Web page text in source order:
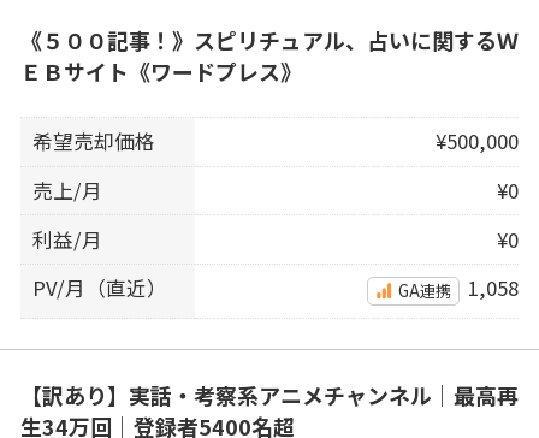
《５００記事！》スピリチュアル、占いに関するＷ
ＥＢサイト《ワードプレス》
希望売却価格
¥500,000
売上/月
¥0
利益/月
¥0
PV/月（直近）
GA連携 1,058
【訳あり】実話・考察系アニメチャンネル｜最高再
生34万回｜登録者5400名超